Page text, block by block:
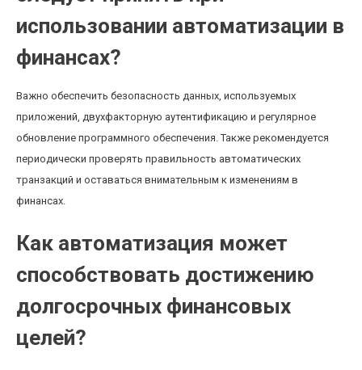
использовании автоматизации в
финансах?
Важно обеспечить безопасность данных, используемых
приложений, двухфакторную аутентификацию и регулярное
обновление программного обеспечения. Также рекомендуется
периодически проверять правильность автоматических
транзакций и оставаться внимательным к изменениям в
финансах.
Как автоматизация может
способствовать достижению
долгосрочных финансовых
целей?